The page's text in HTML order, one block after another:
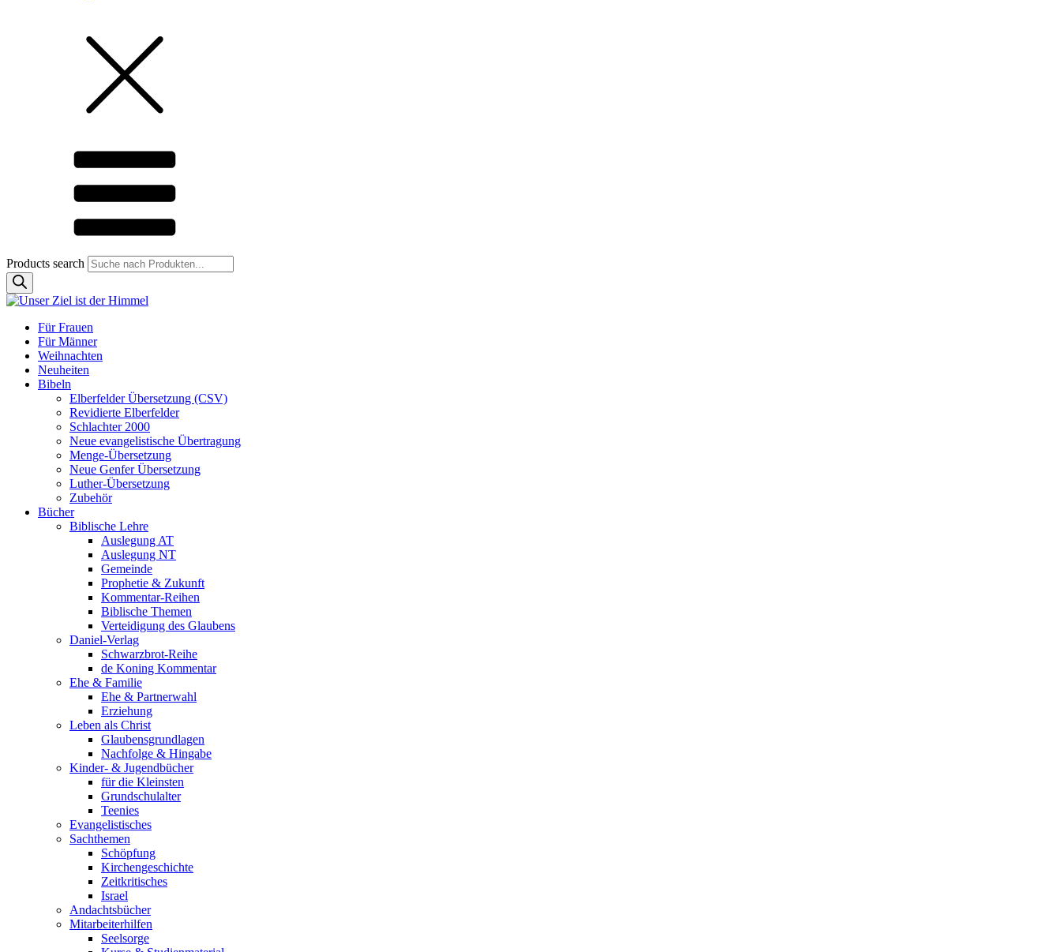
Products search
Für Frauen
Für Männer
Weihnachten
Neuheiten
Bibeln
Elberfelder Übersetzung (CSV)
Revidierte Elberfelder
Schlachter 2000
Neue evangelistische Übertragung
Menge-Übersetzung
Neue Genfer Übersetzung
Luther-Übersetzung
Zubehör
Bücher
Biblische Lehre
Auslegung AT
Auslegung NT
Gemeinde
Prophetie & Zukunft
Kommentar-Reihen
Biblische Themen
Verteidigung des Glaubens
Daniel-Verlag
Schwarzbrot-Reihe
de Koning Kommentar
Ehe & Familie
Ehe & Partnerwahl
Erziehung
Leben als Christ
Glaubensgrundlagen
Nachfolge & Hingabe
Kinder- & Jugendbücher
für die Kleinsten
Grundschulalter
Teenies
Evangelistisches
Sachthemen
Schöpfung
Kirchengeschichte
Zeitkritisches
Israel
Andachtsbücher
Mitarbeiterhilfen
Seelsorge